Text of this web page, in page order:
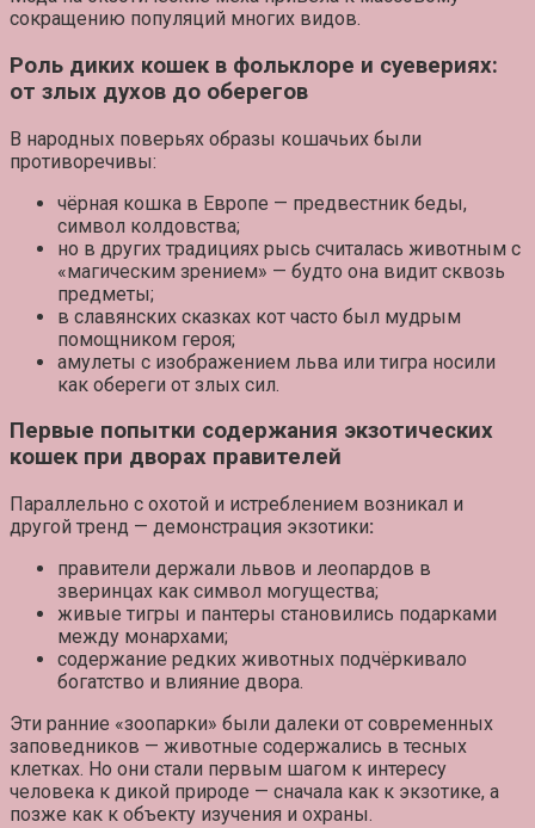
сокращению популяций многих видов.
Роль диких кошек в фольклоре и суевериях:
от злых духов до оберегов
В народных поверьях образы кошачьих были
противоречивы:
чёрная кошка в Европе — предвестник беды,
символ колдовства;
но в других традициях рысь считалась животным с
«магическим зрением» — будто она видит сквозь
предметы;
в славянских сказках кот часто был мудрым
помощником героя;
амулеты с изображением льва или тигра носили
как обереги от злых сил.
Первые попытки содержания экзотических
кошек при дворах правителей
Параллельно с охотой и истреблением возникал и
другой тренд — демонстрация экзотики:
правители держали львов и леопардов в
зверинцах как символ могущества;
живые тигры и пантеры становились подарками
между монархами;
содержание редких животных подчёркивало
богатство и влияние двора.
Эти ранние «зоопарки» были далеки от современных
заповедников — животные содержались в тесных
клетках. Но они стали первым шагом к интересу
человека к дикой природе — сначала как к экзотике, а
позже как к объекту изучения и охраны.